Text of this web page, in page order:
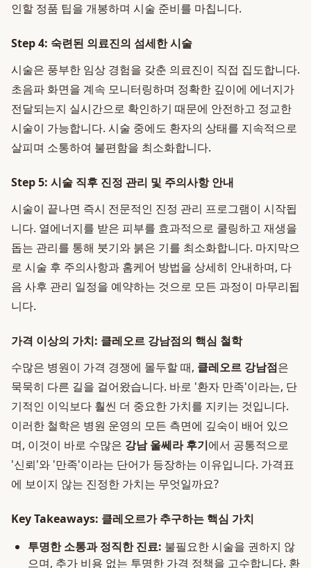
인할 정품 팁을 개봉하며 시술 준비를 마칩니다.
Step 4: 숙련된 의료진의 섬세한 시술
시술은 풍부한 임상 경험을 갖춘 의료진이 직접 집도합니다.
초음파 화면을 계속 모니터링하며 정확한 깊이에 에너지가
전달되는지 실시간으로 확인하기 때문에 안전하고 정교한
시술이 가능합니다. 시술 중에도 환자의 상태를 지속적으로
살피며 소통하여 불편함을 최소화합니다.
Step 5: 시술 직후 진정 관리 및 주의사항 안내
시술이 끝나면 즉시 전문적인 진정 관리 프로그램이 시작됩
니다. 열에너지를 받은 피부를 효과적으로 쿨링하고 재생을
돕는 관리를 통해 붓기와 붉은 기를 최소화합니다. 마지막으
로 시술 후 주의사항과 홈케어 방법을 상세히 안내하며, 다
음 사후 관리 일정을 예약하는 것으로 모든 과정이 마무리됩
니다.
가격 이상의 가치: 클레오르 강남점의 핵심 철학
수많은 병원이 가격 경쟁에 몰두할 때, 클레오르 강남점은
묵묵히 다른 길을 걸어왔습니다. 바로 '환자 만족'이라는, 단
기적인 이익보다 훨씬 더 중요한 가치를 지키는 것입니다.
이러한 철학은 병원 운영의 모든 측면에 깊숙이 배어 있으
며, 이것이 바로 수많은 강남 울쎄라 후기에서 공통적으로
'신뢰'와 '만족'이라는 단어가 등장하는 이유입니다. 가격표
에 보이지 않는 진정한 가치는 무엇일까요?
Key Takeaways: 클레오르가 추구하는 핵심 가치
투명한 소통과 정직한 진료: 불필요한 시술을 권하지 않
으며, 추가 비용 없는 투명한 가격 정책을 고수합니다. 환